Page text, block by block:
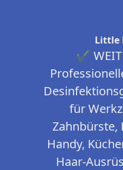
Little
✔ WEIT
für
Zahnbürste,
Handy,
Haar-